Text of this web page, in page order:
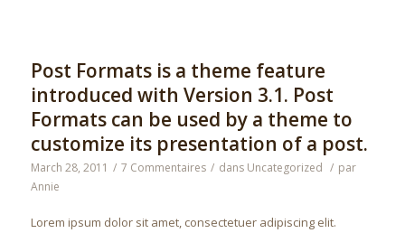
Post Formats is a theme feature
introduced with Version 3.1. Post
Formats can be used by a theme to
customize its presentation of a post.
March 28, 2011 / 7 Commentaires / dans Uncategorized / par
Annie
Lorem ipsum dolor sit amet, consectetuer adipiscing elit.